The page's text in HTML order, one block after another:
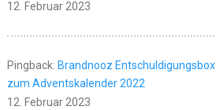
12. Februar 2023
Pingback: Brandnooz Entschuldigungsbox
zum Adventskalender 2022
12. Februar 2023